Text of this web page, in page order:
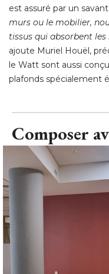
est assuré par un
murs ou le mobilier,
tissus qui absorbent
ajoute Muriel Houël,
le Watt sont aussi
plafonds spécialement
Composer